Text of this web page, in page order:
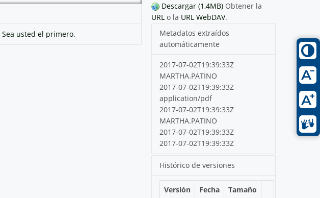
Sea usted el primero.
Descargar (1,4MB) Obtener la
URL o la URL WebDAV.
Metadatos extraídos
automáticamente
2017-07-02T19:39:33Z
MARTHA.PATINO
2017-07-02T19:39:33Z
application/pdf
2017-07-02T19:39:33Z
MARTHA.PATINO
2017-07-02T19:39:33Z
2017-07-02T19:39:33Z
Histórico de versiones
Versión Fecha
Tamaño